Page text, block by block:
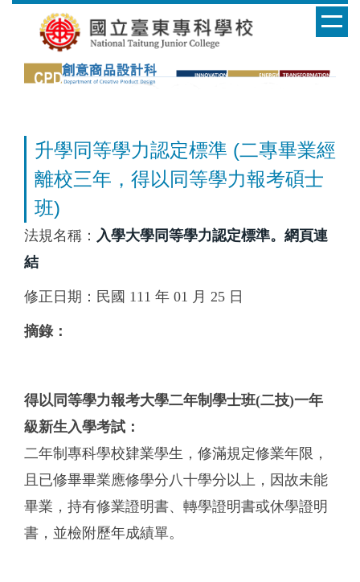
升學同等學力認定標準 (二專畢業經
離校三年，得以同等學力報考碩士
班)
法規名稱： 入學大學同等學力認定標準。 網頁連
結
修正日期：民國 111 年 01 月 25 日
摘錄：
得以同等學力報考大學二年制學士班(二技)一年
級新生入學考試：
二年制專科學校肄業學生，修滿規定修業年限，
且已修畢畢業應修學分八十學分以上，因故未能
畢業，持有修業證明書、轉學證明書或休學證明
書，並檢附歷年成績單。